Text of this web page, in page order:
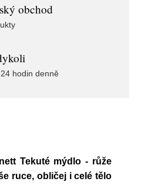
obchod
hodin denně
Tekuté mýdlo - růže
ruce, obličej i celé tělo